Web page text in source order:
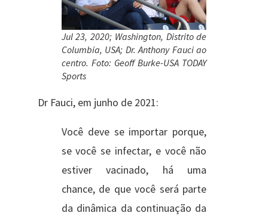
Jul 23, 2020; Washington, Distrito de
Columbia, USA; Dr. Anthony Fauci ao
centro. Foto: Geoff Burke-USA TODAY
Sports
Dr Fauci, em junho de 2021:
Você deve se importar porque,
se você se infectar, e você não
estiver vacinado, há uma
chance, de que você será parte
da dinâmica da continuação da